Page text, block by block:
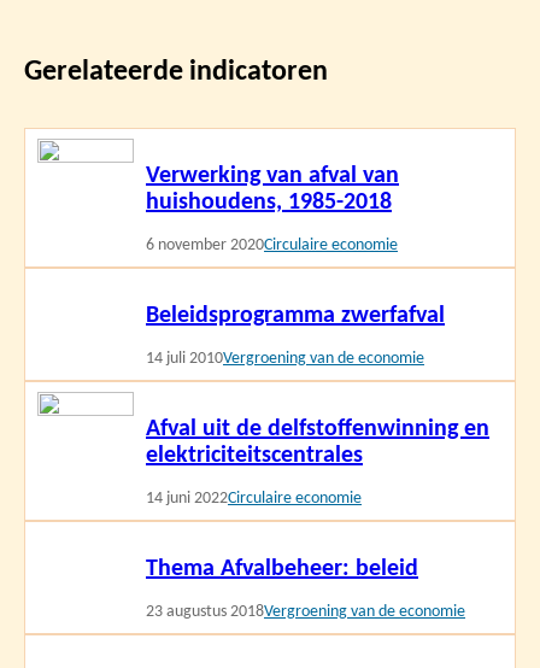
Gerelateerde indicatoren
Verwerking van afval van
huishoudens, 1985-2018
6 november 2020Circulaire economie
Lees
Beleidsprogramma zwerfafval
14 juli 2010Vergroening van de economie
Afval uit de delfstoffenwinning en
elektriciteitscentrales
14 juni 2022Circulaire economie
Lees
Thema Afvalbeheer: beleid
23 augustus 2018Vergroening van de economie